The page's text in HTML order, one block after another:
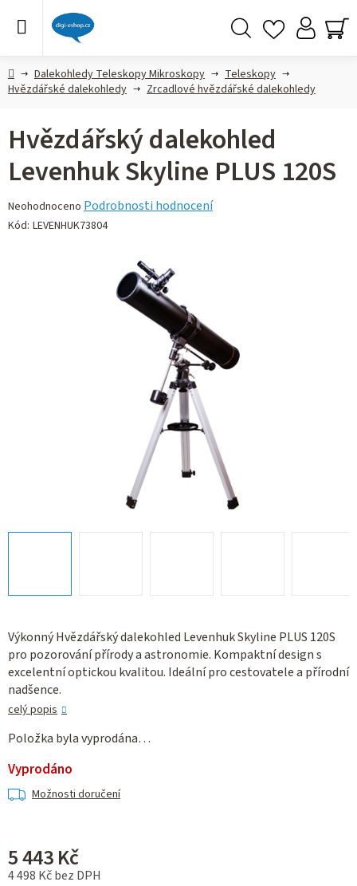
DomůDalekohledy Teleskopy Mikroskopy
Teleskopy
Hvězdářské dalekohledy
Zrcadlové hvězdářské dalekohledy
Výkonný Hvězdářský dalekohled Levenhuk Skyline PLUS 120S
pro pozorování přírody a astronomie. Kompaktní design s
excelentní optickou kvalitou. Ideální pro cestovatele a přírodní
nadšence.
celý popis
Položka byla vyprodána…
Vyprodáno
Možnosti doručení
5 443 Kč
4 498 Kč bez DPH
Hvězdářský dalekohled
Levenhuk Skyline PLUS 120S
Průměrné
hodnocení
Neohodnoceno Podrobnosti hodnocení
Kód: LEVENHUK73804